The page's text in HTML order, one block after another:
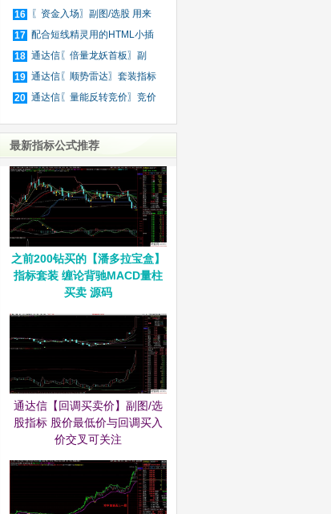
股
16
〖资金入场〗副图/选股 用来
抓
17 配合短线精灵用的HTML小插
件
18 通达信〖倍量龙妖首板〗副
图/
19 通达信〖顺势雷达〗套装指标
20 通达信〖量能反转竞价〗竞价
最新指标公式推荐
之前200钻买的【潘多拉宝盒】
指标套装 缠论背驰MACD量柱
买卖 源码
通达信【回调买卖价】副图/选
股指标 股价最低价与回调买入
价交叉可关注